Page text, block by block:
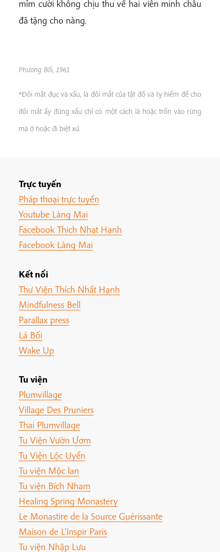
mỉm cười không chịu thu về hai viên minh châu
đã tặng cho nàng.
Phương Bối, 1961
*Đôi mắt đục và xấu, là đôi mắt của tật đố và tỵ hiềm để cho
đôi mắt ấy đừng xấu chỉ có một cách là hoặc trốn vào rừng
mà ở hoặc đi biệt xứ.
Trực tuyến
Pháp thoại trực tuyến
Youtube Làng Mai
Facebook Thich Nhat Hanh
Facebook Làng Mai
Kết nối
Thư Viện Thích Nhất Hạnh
Mindfulness Bell
Parallax press
Lá Bối
Wake Up
Tu viện
Plumvillage
Village Des Pruniers
Thai Plumvillage
Tu Viện Vườn Ươm
Tu Viện Lộc Uyển
Tu viện Mộc lan
Tu viện Bích Nham
Healing Spring Monastery
Le Monastire de la Source Guérissante
Maison de L'Inspir Paris
Tu viện Nhập Lưu